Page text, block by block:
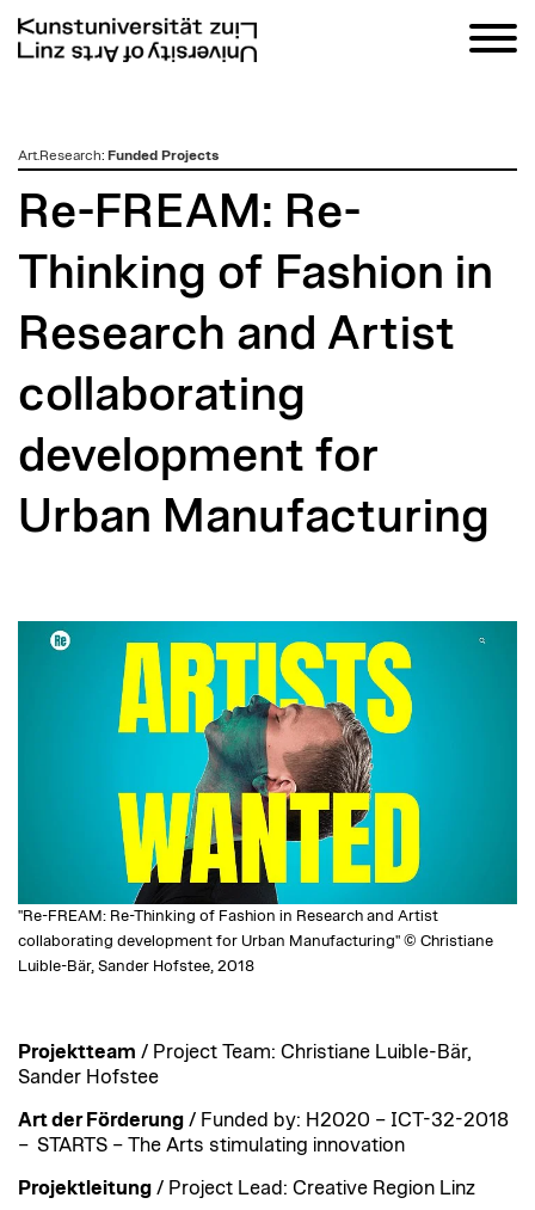
zumArt.Research: Funded Projects
Re-FREAM: Re-
Thinking of Fashion in
Research and Artist
collaborating
development for
Urban Manufacturing
"Re-FREAM: Re-Thinking of Fashion in Research and Artist
collaborating development for Urban Manufacturing" © Christiane
Luible-Bär, Sander Hofstee, 2018
Projektteam / Project Team: Christiane Luible-Bär,
Sander Hofstee
Art der Förderung / Funded by: H2020 – ICT-32-2018
– STARTS – The Arts stimulating innovation
Projektleitung / Project Lead: Creative Region Linz